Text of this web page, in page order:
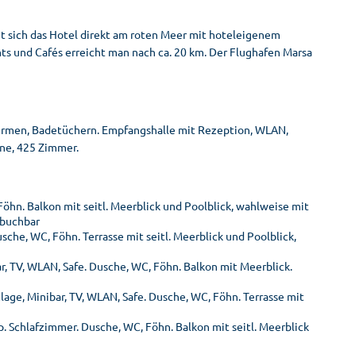
sich das Hotel direkt am roten Meer mit hoteleigenem
und Cafés erreicht man nach ca. 20 km. Der Flughafen Marsa
Badetüchern. Empfangshalle mit Rezeption, WLAN,
425 Zimmer.
Föhn. Balkon mit seitl. Meerblick und Poolblick, wahlweise mit
WC, Föhn. Terrasse mit seitl. Meerblick und Poolblick,
WLAN, Safe. Dusche, WC, Föhn. Balkon mit Meerblick.
Minibar, TV, WLAN, Safe. Dusche, WC, Föhn. Terrasse mit
Schlafzimmer. Dusche, WC, Föhn. Balkon mit seitl. Meerblick